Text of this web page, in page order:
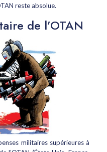
reste absolue.
de l’OTAN
militaires supérieures à